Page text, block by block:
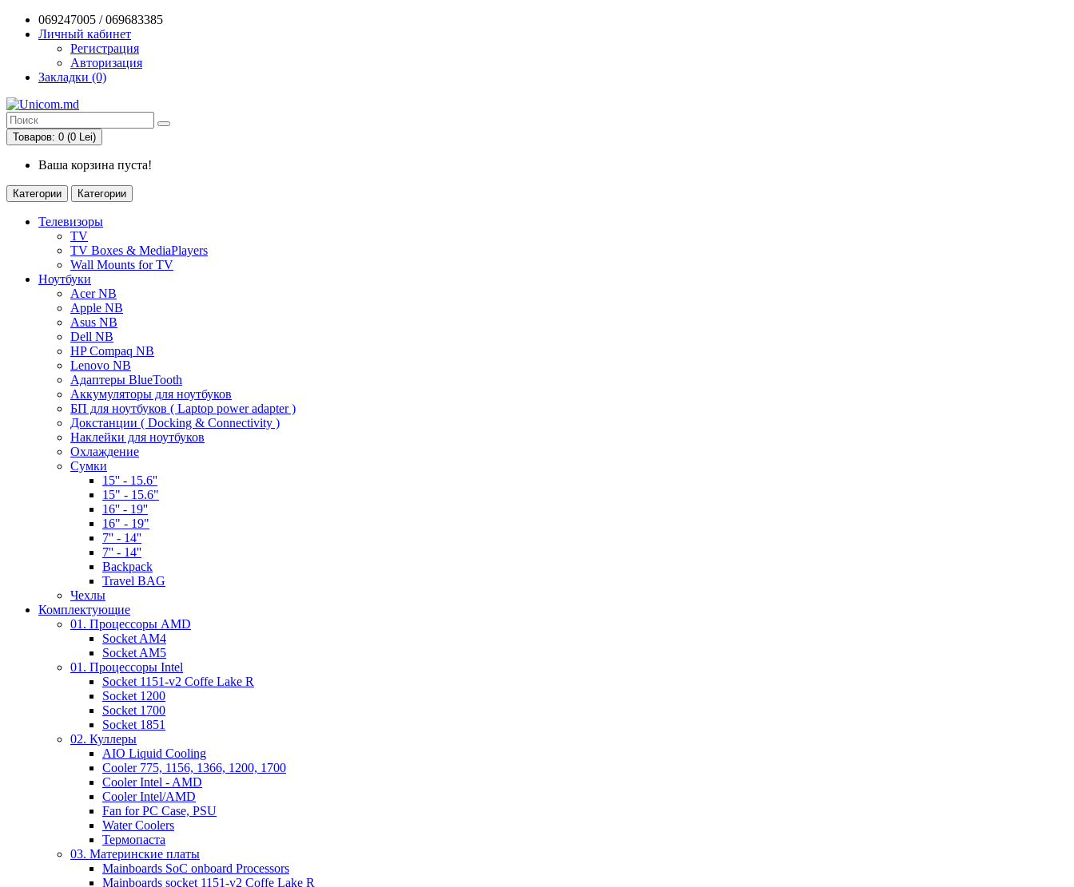
069247005 / 069683385
Личный кабинет
Регистрация
Авторизация
Закладки (0)
Товаров: 0 (0 Lei)
Ваша корзина пуста!
Категории Категории
Телевизоры
TV
TV Boxes & MediaPlayers
Wall Mounts for TV
Ноутбуки
Acer NB
Apple NB
Asus NB
Dell NB
HP Compaq NB
Lenovo NB
Адаптеры BlueTooth
Аккумуляторы для ноутбуков
БП для ноутбуков ( Laptop power adapter )
Докстанции ( Docking & Connectivity )
Наклейки для ноутбуков
Охлаждение
Сумки
15'' - 15.6''
15" - 15.6"
16'' - 19''
16" - 19"
7'' - 14''
7'' - 14''
Backpack
Travel BAG
Чехлы
Комплектующие
01. Процессоры AMD
Socket AM4
Socket AM5
01. Процессоры Intel
Socket 1151-v2 Coffe Lake R
Socket 1200
Socket 1700
Socket 1851
02. Куллеры
AIO Liquid Cooling
Cooler 775, 1156, 1366, 1200, 1700
Cooler Intel - AMD
Cooler Intel/AMD
Fan for PC Case, PSU
Water Coolers
Термопаста
03. Материнские платы
Mainboards SoC onboard Processors
Mainboards socket 1151-v2 Coffe Lake R